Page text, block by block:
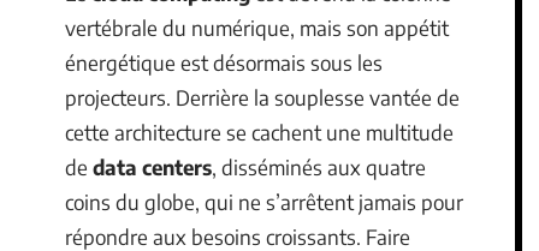
vertébrale du numérique, mais son appétit
énergétique est désormais sous les
projecteurs. Derrière la souplesse vantée de
cette architecture se cachent une multitude
de data centers, disséminés aux quatre
coins du globe, qui ne s’arrêtent jamais pour
répondre aux besoins croissants. Faire